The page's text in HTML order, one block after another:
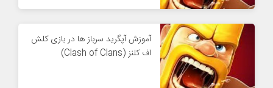
آموزش آپگرید سرباز ها در بازی کلش
اف کلنز (Clash of Clans)